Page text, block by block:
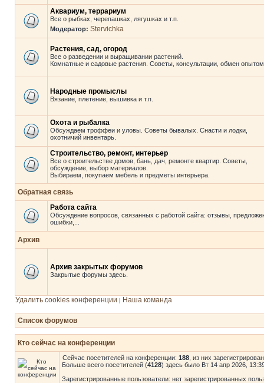
Аквариум, террариум
Все о рыбках, черепашках, лягушках и т.п.
Модератор: Stervichka
Растения, сад, огород
Все о разведении и выращивании растений.
Комнатные и садовые растения. Советы, консультации, обмен
Народные промыслы
Вязание, плетение, вышивка и т.п.
Охота и рыбалка
Обсуждаем троффеи и уловы. Советы бывалых. Снасти и лодки,
охотничий инвентарь.
Строительство, ремонт, интерьер
Все о строительстве домов, бань, дач, ремонте квартир. Советы,
обсуждение, выбор материалов.
Выбираем, покупаем мебель и предметы интерьера.
Обратная связь
Работа сайта
Обсуждение вопросов, связанных с работой сайта: отзывы,
ошибки,...
Архив
Архив закрытых форумов
Закрытые форумы здесь.
Удалить cookies конференции | Наша команда
Список форумов
Кто сейчас на конференции
Сейчас посетителей на конференции: 188 , из них
Больше всего посетителей (4128) здесь было Вт 14 апр 2026,
Зарегистрированные пользователи: нет зарегистрированных